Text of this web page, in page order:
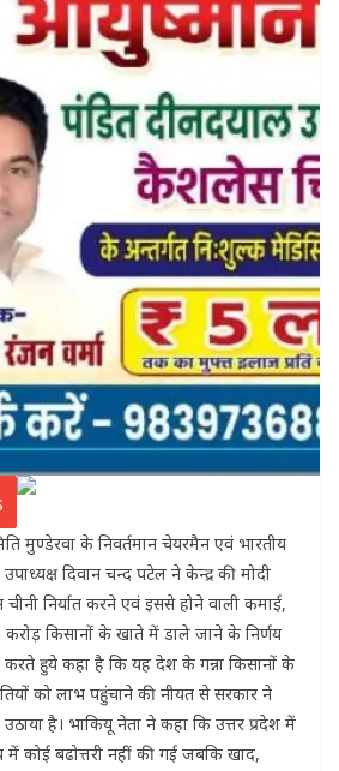
मुण्डेरवा के निवर्तमान चेयरमैन एवं भारतीय
दिवान चन्द पटेल ने केन्द्र की मोदी
चीनी निर्यात करने एवं इससे होने वाली कमाई,
करोड़ किसानों के खाते में डाले जाने के निर्णय
करते हुये कहा है कि यह देश के गन्ना किसानों के
को लाभ पहुंचाने की नीयत से सरकार ने
है। भाकियू नेता ने कहा कि उत्तर प्रदेश में
में कोई बढोत्तरी नहीं की गई जबकि खाद,